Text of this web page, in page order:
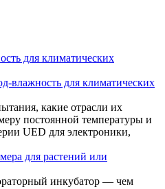
влажность для климатических
какие отрасли их
постоянной температуры и
UED для электроники,
для растений или
инкубатор — чем